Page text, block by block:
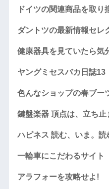
ドイツの関連商品を取り
ダントツの最新情報セレ
健康器具を見ていたら気
ヤングミセスバカ日誌13
色んなショップの春ブー
鍵盤楽器 頂点は、立ち止
ハピネス 読む、いま。読
一輪車にこだわるサイト
アラフォーを攻略せよ!